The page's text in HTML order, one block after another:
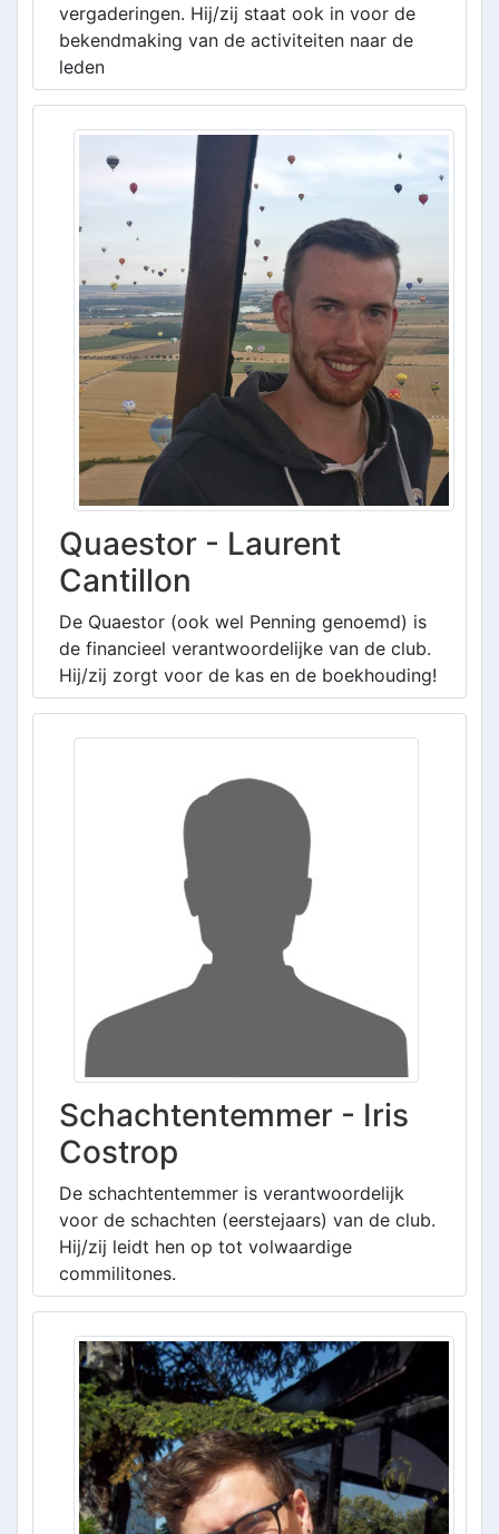
vergaderingen. Hij/zij staat ook in voor de
bekendmaking van de activiteiten naar de
leden
Quaestor - Laurent
Cantillon
De Quaestor (ook wel Penning genoemd) is
de financieel verantwoordelijke van de club.
Hij/zij zorgt voor de kas en de boekhouding!
Schachtentemmer - Iris
Costrop
De schachtentemmer is verantwoordelijk
voor de schachten (eerstejaars) van de club.
Hij/zij leidt hen op tot volwaardige
commilitones.